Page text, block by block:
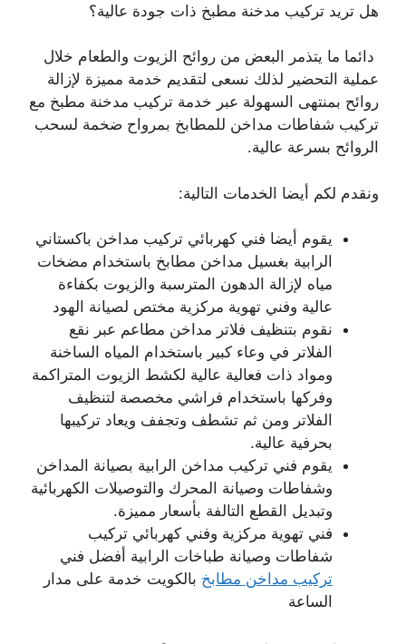
هل تريد تركيب مدخنة مطبخ ذات جودة عالية؟
دائما ما يتذمر البعض من روائح الزيوت والطعام خلال
عملية التحضير لذلك نسعى لتقديم خدمة مميزة لإزالة
روائح بمنتهى السهولة عبر خدمة تركيب مدخنة مطبخ مع
تركيب شفاطات مداخن للمطابخ بمرواح ضخمة لسحب
الروائح بسرعة عالية.
ونقدم لكم أيضا الخدمات التالية:
يقوم أيضا فني كهربائي تركيب مداخن باكستاني
الرابية بغسيل مداخن مطابخ باستخدام مضخات
مياه لإزالة الدهون المترسبة والزيوت بكفاءة
عالية وفني تهوية مركزية مختص لصيانة الهود
نقوم بتنظيف فلاتر مداخن مطاعم عبر نقع
الفلاتر في وعاء كبير باستخدام المياه الساخنة
ومواد ذات فعالية عالية لكشط الزيوت المتراكمة
وفركها باستخدام فراشي مخصصة لتنظيف
الفلاتر ومن ثم تشطف وتجفف ويعاد تركيبها
بحرفية عالية.
يقوم فني تركيب مداخن الرابية بصيانة المداخن
وشفاطات وصيانة المحرك والتوصيلات الكهربائية
وتبديل القطع التالفة بأسعار مميزة.
فني تهوية مركزية وفني كهربائي تركيب
شفاطات وصيانة طباخات الرابية أفضل فني
تركيب مداخن مطابخ بالكويت خدمة على مدار
الساعة